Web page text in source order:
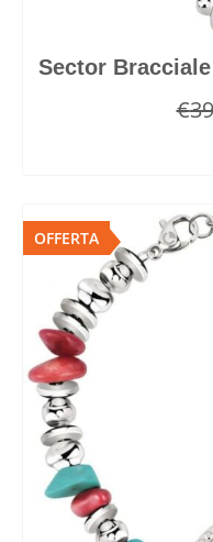
Sector Bracciale
€
OFFERTA